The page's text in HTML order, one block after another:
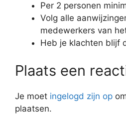
Per 2 personen
Volg alle
medewerkers van
Heb je klachten blijf
Plaats een
Je moet ingelogd zijn op
plaatsen.